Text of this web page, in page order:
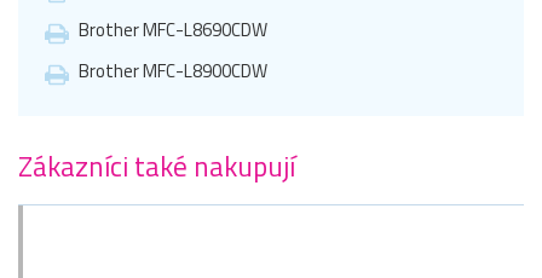
Brother MFC-L8690CDW
Brother MFC-L8900CDW
Zákazníci také nakupují